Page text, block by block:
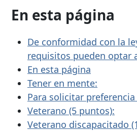
En esta página
De conformidad con la
requisitos pueden optar
En esta página
Tener en mente:
Para solicitar preferencia
Veterano (5 puntos):
Veterano discapacitado